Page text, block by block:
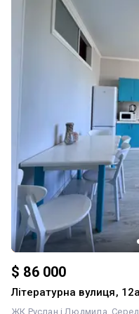
комплекс із паркінгом
дизайном Охорона та
територію Генератор для
Квартира повністю готова
додаткових вкладень.
сучасне оснащення та
чудовим вибором для
$ 86 000
Літературна вулиця,
ЖК Руслан і Людмила